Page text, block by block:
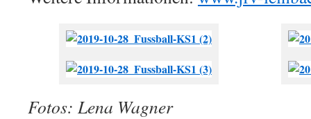
Fotos: Lena Wagner